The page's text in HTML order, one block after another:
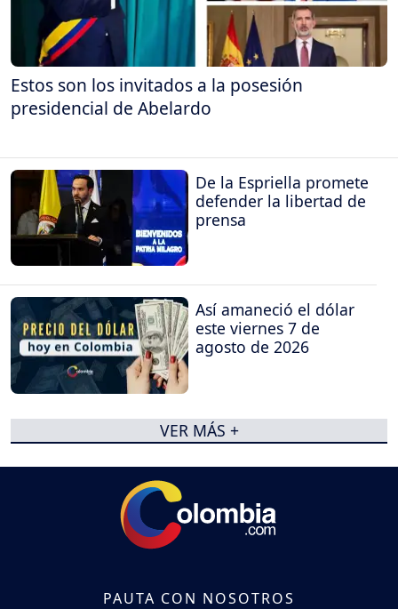
Estos son los invitados a la posesión
presidencial de Abelardo
De la Espriella promete
defender la libertad de
prensa
Así amaneció el dólar
este viernes 7 de
agosto de 2026
VER MÁS +
PAUTA CON NOSOTROS